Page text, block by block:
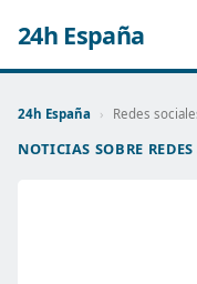
24h España
24h España › Redes
NOTICIAS SOBRE